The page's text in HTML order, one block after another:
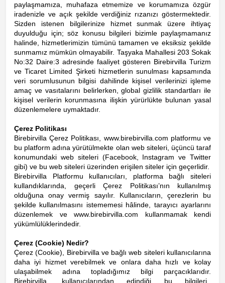
paylaşmamıza, muhafaza etmemize ve korumamıza özgür
iradenizle ve açık şekilde verdiğiniz rızanızı göstermektedir.
Sizden istenen bilgilerinize hizmet sunmak üzere ihtiyaç
duyulduğu için; söz konusu bilgileri bizimle paylaşmamanız
halinde, hizmetlerimizin tümünü tamamen ve eksiksiz şekilde
sunmamız mümkün olmayabilir. Taşyaka Mahallesi 203 Sokak
No:32 Daire:3 adresinde faaliyet gösteren Birebirvilla Turizm
ve Ticaret Limited Şirketihizmetlerin sunulması kapsamında
veri sorumlusunun bilgisi dahilinde kişisel verilerinizi işleme
amaç ve vasıtalarını belirlerken, global gizlilik standartları ile
kişisel verilerin korunmasına ilişkin yürürlükte bulunan yasal
düzenlemelere uymaktadır.
Çerez Politikası
Birebirvilla Çerez Politikası, www.birebirvilla.com platformu ve
bu platform adına yürütülmekte olan web siteleri, üçüncü taraf
konumundaki web siteleri (Facebook, Instagram ve Twitter
gibi) ve bu web siteleri üzerinden erişilen siteler için geçerlidir.
Birebirvilla Platformu kullanıcıları, platforma bağlı siteleri
kullandıklarında, geçerli Çerez Politikası’nın kullanılmış
olduğuna onay vermiş sayılır. Kullanıcıların, çerezlerin bu
şekilde kullanılmasını istememesi hâlinde, tarayıcı ayarlarını
düzenlemek ve www.birebirvilla.com kullanmamak kendi
yükümlülüklerindedir.
Çerez (Cookie) Nedir?
Çerez (Cookie), Birebirvilla ve bağlı web siteleri kullanıcılarına
daha iyi hizmet verebilmek ve onlara daha hızlı ve kolay
ulaşabilmek adına topladığımız bilgi parçacıklarıdır.
Birebirvilla, kullanıcılarından edindiği bu bilgileri,,